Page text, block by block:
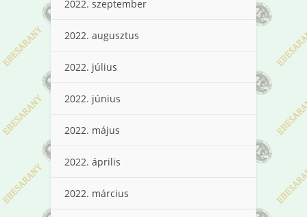
2022. szeptember
2022. augusztus
2022. július
2022. június
2022. május
2022. április
2022. március